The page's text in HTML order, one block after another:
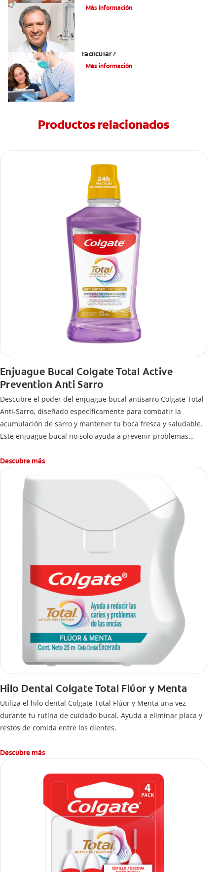
Más información
radicular?
Más información
Productos relacionados
Enjuague Bucal Colgate Total Active
Prevention Anti Sarro
Descubre el poder del enjuague bucal antisarro Colgate Total
Anti-Sarro, diseñado específicamente para combatir la
acumulación de sarro y mantener tu boca fresca y saludable.
Este enjuague bucal no solo ayuda a prevenir problemas
Descubre más
Hilo Dental Colgate Total Flúor y Menta
Utiliza el hilo dental Colgate Total Flúor y Menta una vez
durante tu rutina de cuidado bucal. Ayuda a eliminar placa y
restos de comida entre los dientes.
Descubre más